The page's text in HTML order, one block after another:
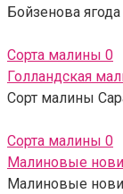
Бойзенова
Сорта малины 0
Голландская
Сорт малины
Сорта малины 0
Малиновые
Малиновые